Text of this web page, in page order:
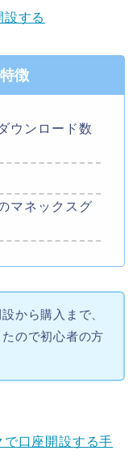
設する
徴
ウンロード数
マネックスグ
から購入まで、
ので初心者の方
で口座開設する手